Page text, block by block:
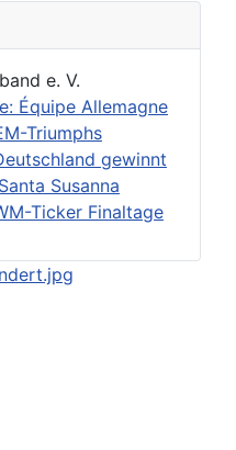
e. V.
Équipe Allemagne
Triumphs
gewinnt
Susanna
Ticker Finaltage